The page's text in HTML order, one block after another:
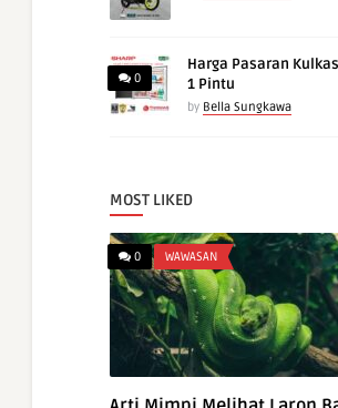
0
Harga Pasaran
1 Pintu
by Bella Sungkawa
MOST LIKED
0 WAWASAN